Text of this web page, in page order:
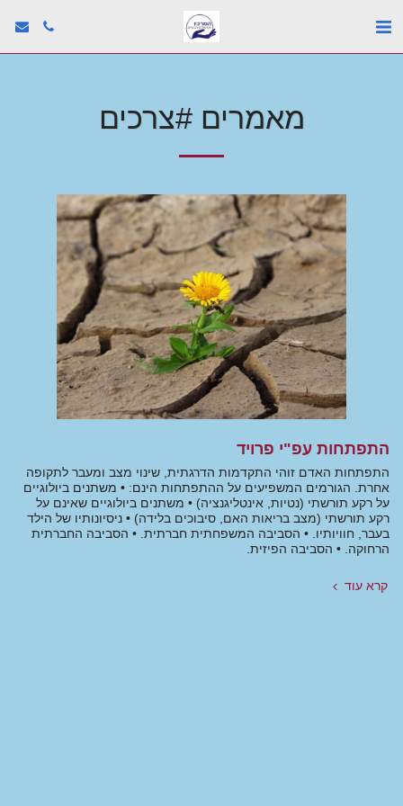
מאמרים #צרכים
התפתחות עפ"י פרויד
התפתחות האדם זוהי התקדמות הדרגתית, שינוי מצב ומעבר לתקופה
אחרת. הגורמים המשפיעים על ההתפתחות הינם: • משתנים ביולוגיים
על רקע תורשתי (נטיות, אינטליגנציה) • משתנים ביולוגיים שאינם על
רקע תורשתי (מצב בריאות האם, סיבוכים בלידה) • ניסיונותיו של הילד
בעבר, חוויותיו. • הסביבה המשפחתית חברתית. • הסביבה החברתית
הרחוקה. • הסביבה הפיזית.
קרא עוד